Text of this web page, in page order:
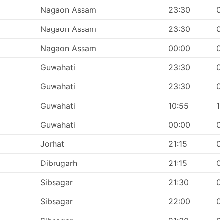
Nagaon Assam 23:30
Nagaon Assam 23:30
Nagaon Assam 00:00
Guwahati 23:30
Guwahati 23:30
Guwahati 10:55
Guwahati 00:00
Jorhat 21:15
Dibrugarh 21:15
Sibsagar 21:30
Sibsagar 22:00